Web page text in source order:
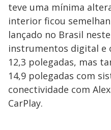
teve uma mínima
interior ficou
lançado no Brasil
instrumentos digital e
12,3 polegadas, mas
14,9 polegadas com
conectividade com
CarPlay.